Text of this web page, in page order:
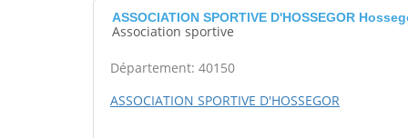
ASSOCIATION SPORTIVE D'HOSSEGOR
Association sportive
Département: 40150
ASSOCIATION SPORTIVE D'HOSSEGOR